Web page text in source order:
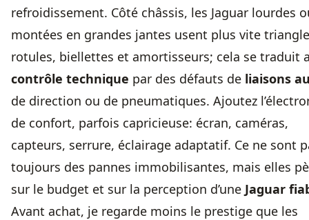
refroidissement. Côté châssis, les Jaguar lourdes
montées en grandes jantes usent plus vite
rotules, biellettes et amortisseurs; cela se traduit
contrôle technique par des défauts de liaisons
de direction ou de pneumatiques. Ajoutez
de confort, parfois capricieuse: écran, caméras,
capteurs, serrure, éclairage adaptatif. Ce ne sont
toujours des pannes immobilisantes, mais elles
sur le budget et sur la perception d’une Jaguar
Avant achat, je regarde moins le prestige que les